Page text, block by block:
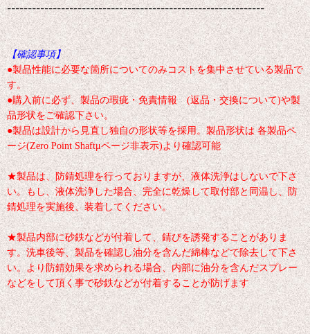
--------------------------------------------------------------
【確認事項】
●製品性能に必要な箇所についてのみコストを集中させている製品で
す。
●購入前に必ず、製品の瑕疵・免責情報 (返品・交換について)や製
品形状をご確認下さい。
●製品は設計から見直し独自の形状等を採用。製品形状は 各製品ペ
ージ(Zero Point Shaftμページ非表示)より確認可能
★製品は、防錆処理を行っておりますが、液体洗浄はしないで下さ
い。もし、液体洗浄した場合、完全に乾燥して取付部と同温し、防
錆処理を実施後、装着してください。
★製品内部に砂鉄などが付着して、錆びを誘発することがありま
す。洗車後等、製品を確認し油分を含んだ綿棒などで除去して下さ
い。より防錆効果を求められる場合、内部に油分を含んだスプレー
などをして頂く事で砂鉄などが付着することが防げます